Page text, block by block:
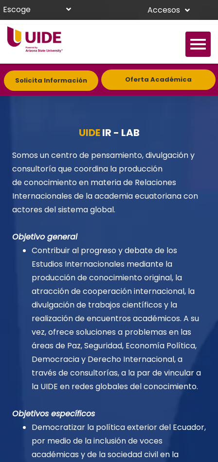
Escoge Accesos
Solicita Información Oferta Académica
UIDEIR - LAB
Somos un centro de pensamiento, divulgación y
consultoría que coordina la producción
deconocimiento en materia de Relaciones
Internacionales de la academia ecuatoriana con
actores del sistema global.
Objetivo general
Contribuir al progreso y debate de los
Estudios Internacionales mediante la
producción de conocimiento original, la
atracción de cooperación internacional, la
divulgación de trabajos científicos y la
realización deencuentros académicos. A su
vez, ofrece soluciones a problemas en las
áreas de Paz, Seguridad, Economía Política,
Democracia y Derecho Internacional, a
través de consultorías, a la par de vincular a
la UIDE en redes globales del conocimiento.
Objetivos específicos
Democratizar la política exterior del Ecuador,
por medio de la inclusión de voces
académicas y de lasociedad civil en la